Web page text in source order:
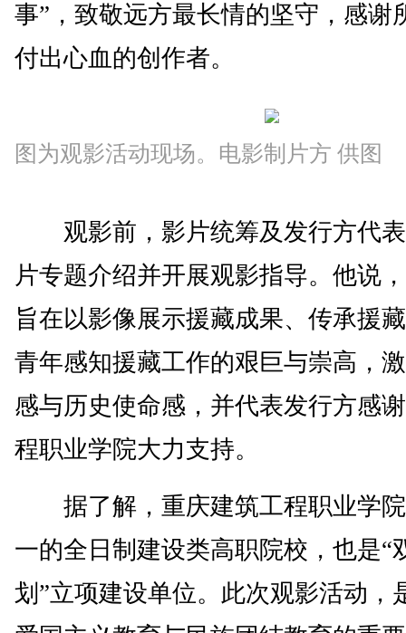
事”，致敬远方最长情的坚守，感谢
付出心血的创作者。
图为观影活动现场。电影制片方 供图
观影前，影片统筹及发行方代表
片专题介绍并开展观影指导。他说
旨在以影像展示援藏成果、传承援
青年感知援藏工作的艰巨与崇高，
感与历史使命感，并代表发行方感
程职业学院大力支持。
据了解，重庆建筑工程职业学院
一的全日制建设类高职院校，也是“
划”立项建设单位。此次观影活动，